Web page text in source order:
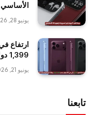
الأساسي
يونيو 28, 2026
1,399 دولار.. وتِلك أبرز المواصفات المتوقعة
يونيو 21, 2026
تابعنا